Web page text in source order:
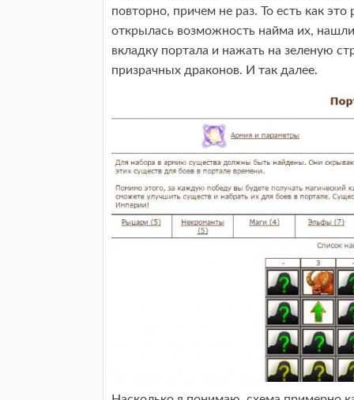
повторно, причем не раз. То есть как
открылась возможность найма их,
вкладку портала и нажать на зеленую
призрачных драконов. И так далее.